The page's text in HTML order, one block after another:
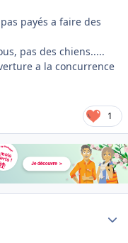
payés a faire des
pas des chiens.....
a la concurrence
1